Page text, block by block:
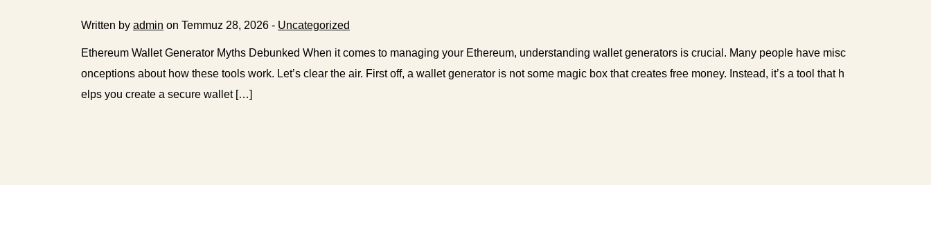
Written by admin on Temmuz 28, 2026 - Uncategorized
Ethereum Wallet Generator Myths Debunked When it comes to managing your Ethereum, understanding wallet generators is crucial. Many people have misc
onceptions about how these tools work. Let’s clear the air. First off, a wallet generator is not some magic box that creates free money. Instead, it’s a tool that h
elps you create a secure wallet […]